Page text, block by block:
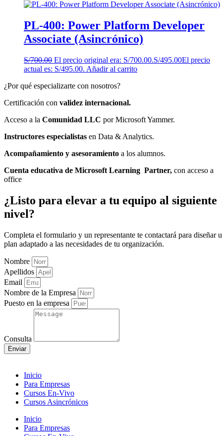
PL-400: Power Platform Developer
Associate (Asincrónico)
S/700.00 El precio original era: S/700.00.S/495.00El precio
actual es: S/495.00. Añadir al carrito
¿Por qué especializarte con nosotros?
Certificación con validez internacional.
Acceso a la Comunidad LLC por Microsoft Yammer.
Instructores especialistas en Data & Analytics.
Acompañamiento y asesoramiento a los alumnos.
Cuenta educativa de Microsoft Learning Partner, con acceso a
office
¿Listo para elevar a tu equipo al siguiente
nivel?
Completa el formulario y un representante te contactará para diseñar
plan adaptado a las necesidades de tu organización.
Nombre
Apellidos
Email
Nombre de la Empresa
Puesto en la empresa
Consulta
Enviar
Inicio
Para Empresas
Cursos En-Vivo
Cursos Asincrónicos
Inicio
Para Empresas